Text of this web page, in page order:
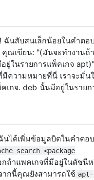
นสับสนเล็กน้อยในคำตอ
ณเขียน: "(มันจะทำงานถ้า
ยู่ในรายการแพ็คเกจ
มีความหมายที่นี่ เราจะมั่น
เกจ. deb นั้นมีอยู่ในรายก
นได้เพิ่มข้อมูลบิตในคำตอบ
search <package
กถ้าแพคเกจที่มีอยู่ในดัชนี
ากนี้คุณยังสามารถใช้ apt-